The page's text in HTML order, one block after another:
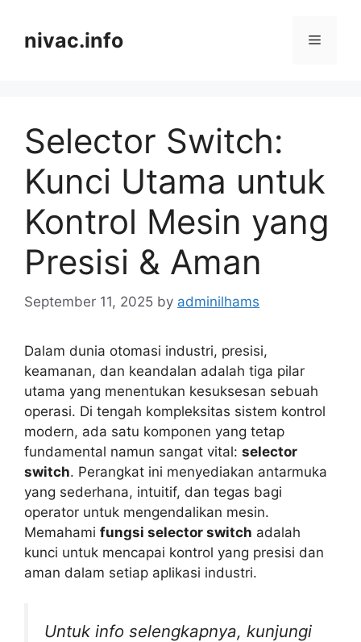
contentnivac.info Menu
Selector Switch:
Kunci Utama untuk
Kontrol Mesin yang
Presisi & Aman
September 11, 2025 by adminilhams
Dalam dunia otomasi industri, presisi,
keamanan, dan keandalan adalah tiga pilar
utama yang menentukan kesuksesan sebuah
operasi. Di tengah kompleksitas sistem kontrol
modern, ada satu komponen yang tetap
fundamental namun sangat vital: selector
switch. Perangkat ini menyediakan antarmuka
yang sederhana, intuitif, dan tegas bagi
operator untuk mengendalikan mesin.
Memahami fungsi selector switch adalah
kunci untuk mencapai kontrol yang presisi dan
aman dalam setiap aplikasi industri.
Untuk info selengkapnya, kunjungi